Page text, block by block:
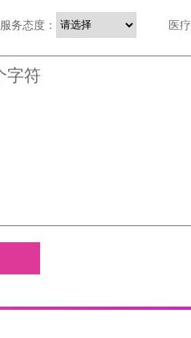
服务态度： 医